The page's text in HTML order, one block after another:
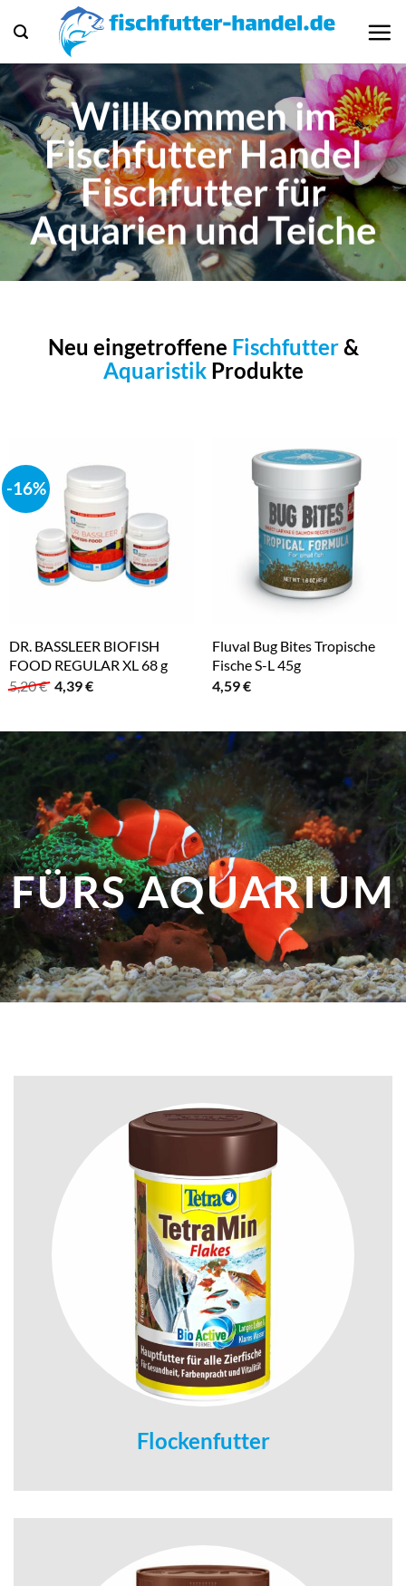
Inhalt
springen
Willkommen im
Fischfutter Handel
Fischfutter für
Aquarien und Teiche
Neu eingetroffene Fischfutter&
AquaristikProdukte
-16%
DR. BASSLEER BIOFISH
FOOD REGULAR XL 68 g
5,20€ Ursprünglicher
Preis
5,20 €
4,39€Aktueller
4,39 €.
Fluval Bug Bites Tropische
Fische S-L 45g
4,59€
FÜRS AQUARIUM
Flockenfutter